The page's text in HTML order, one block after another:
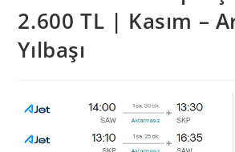
2.600 TL | Kasım –
Yılbaşı